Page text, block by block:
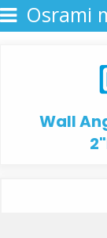
Osrami
Wall